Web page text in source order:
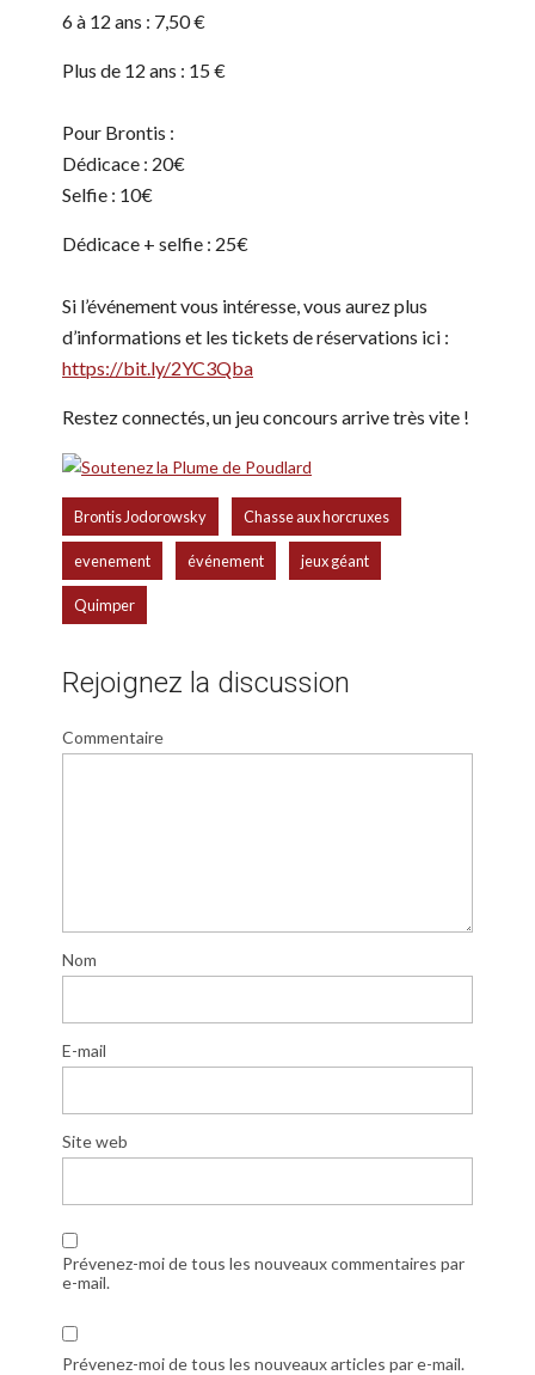
6 à 12 ans : 7,50 €
Plus de 12 ans : 15 €
Pour Brontis :
Dédicace : 20€
Selfie : 10€
Dédicace + selfie : 25€
Si l’événement vous intéresse, vous aurez plus
d’informations et les tickets de réservations ici :
https://bit.ly/2YC3Qba
Restez connectés, un jeu concours arrive très vite !
Brontis Jodorowsky Chasse aux horcruxes
evenement événement jeux géant
Quimper
Rejoignez la discussion
Commentaire
Nom
E-mail
Site web
Prévenez-moi de tous les nouveaux commentaires par
e-mail.
Prévenez-moi de tous les nouveaux articles par e-mail.